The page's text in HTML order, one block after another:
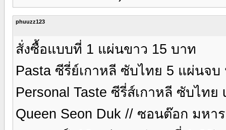
phuuzz123
สั่งซื้อแบบที่ 1 แผ่นขาว 15 บาท
Pasta ซีรี่ย์เกาหลี ซับไทย 5 แผ่นจบ
Personal Taste ซีรี่ส์เกาหลี ซับไท
Queen Seon Duk // ซอนต๊อก มห